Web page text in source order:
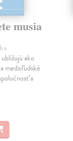
musia
ako
medziľudské
a